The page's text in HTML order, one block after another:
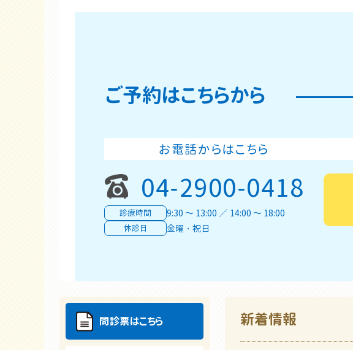
ご予約はこちらから
お電話からはこちら
04-2900-0418
診療時間 9:30 ～ 13:00 ／ 14:00 ～ 18:00
休診日 金曜・祝日
問診票はこちら 新着情報